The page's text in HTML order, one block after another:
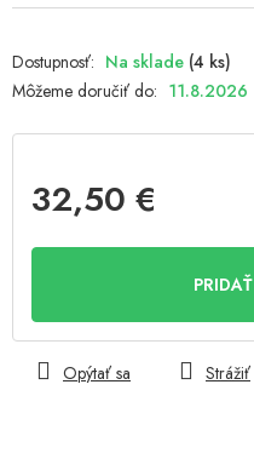
Na sklade (4 ks)
Môžeme doručiť do: 11.8.2026
32,50 €
Opýtať sa Strážiť